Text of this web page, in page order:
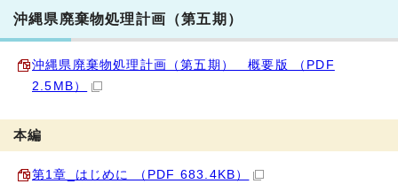
沖縄県廃棄物処理計画（第五期）
沖縄県廃棄物処理計画（第五期） 概要版 （PDF
2.5MB）
本編
第1章_はじめに （PDF 683.4KB）